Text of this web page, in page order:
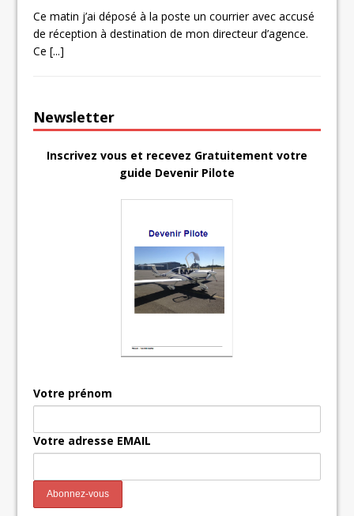
Ce matin j’ai déposé à la poste un courrier avec accusé
de réception à destination de mon directeur d’agence.
Ce[...]
Newsletter
Inscrivez vous et recevez Gratuitement votre
guide Devenir Pilote
Votre prénom
Votre adresse EMAIL